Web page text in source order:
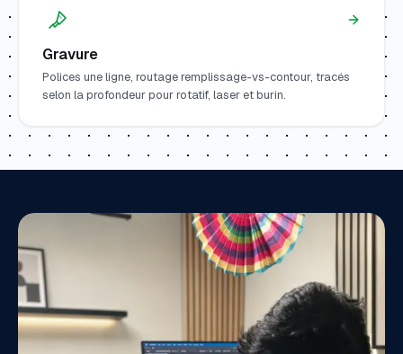
Gravure
Polices une ligne, routage remplissage-vs-contour, tracés
selon la profondeur pour rotatif, laser et burin.